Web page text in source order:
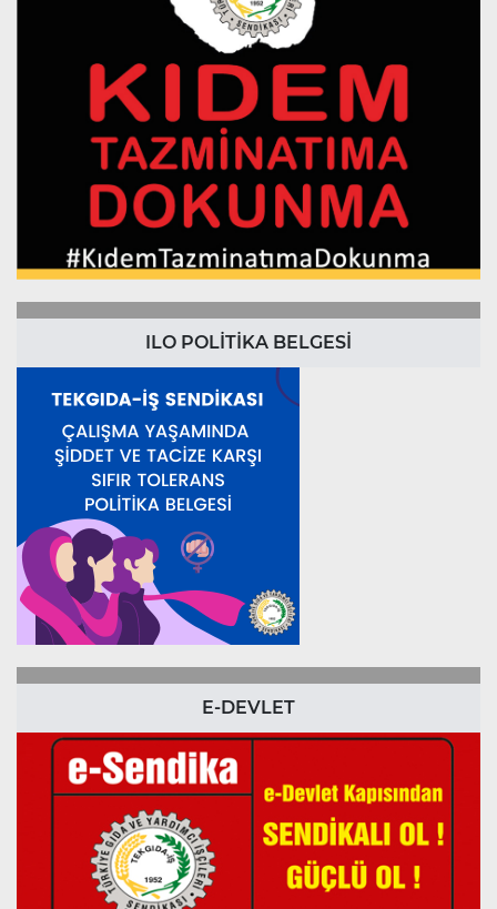
ILO POLİTİKA BELGESİ
E-DEVLET